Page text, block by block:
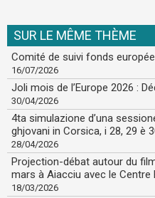
SUR LE MÊME THÈME
Comité de suivi fonds
16/07/2026
Joli mois de l’Europe 2026 :
30/04/2026
4ta simulazione d’una
ghjovani in Corsica, i 28, 29 è
28/04/2026
Projection-débat autour du
mars à Aiacciu avec le Centre
18/03/2026